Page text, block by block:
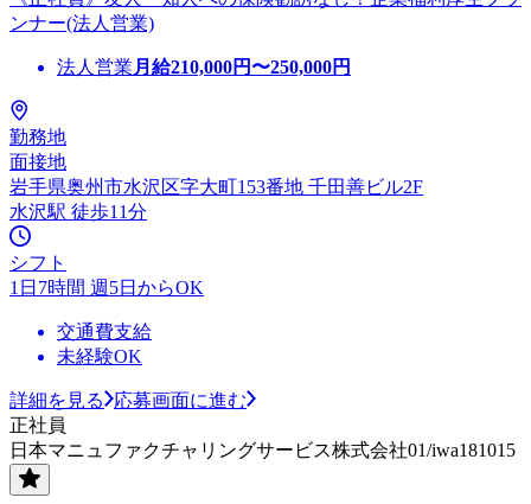
ンナー(法人営業)
法人営業 月給210,000円〜250,000円
勤務地
面接地
岩手県奥州市水沢区字大町153番地 千田善ビル2F
水沢駅 徒歩11分
シフト
1日7時間 週5日からOK
交通費支給
未経験OK
詳細を見る
応募画面に進む
正社員
日本マニュファクチャリングサービス株式会社01/iwa181015